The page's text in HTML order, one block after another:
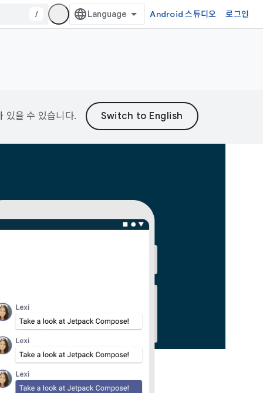
/ Android 스튜디오 로그인
있을 수 있습니다.